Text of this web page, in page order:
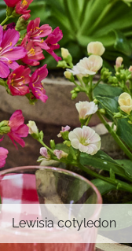
Lewisia cotyledon